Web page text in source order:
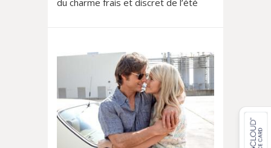
du charme frais et discret de l’été